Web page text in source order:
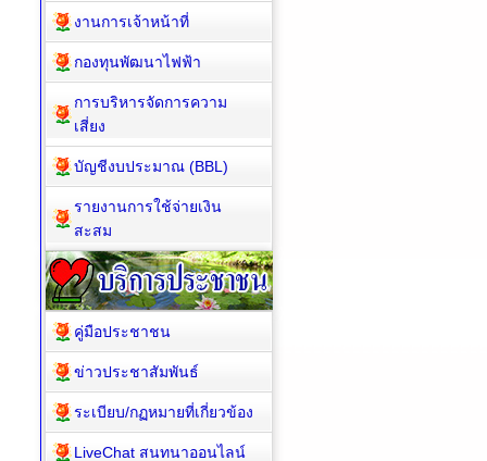
งานการเจ้าหน้าที่
กองทุนพัฒนาไฟฟ้า
การบริหารจัดการความ
เสี่ยง
บัญชีงบประมาณ (BBL)
รายงานการใช้จ่ายเงิน
สะสม
คู่มือประชาชน
ข่าวประชาสัมพันธ์
ระเบียบ/กฏหมายที่เกี่ยวข้อง
LiveChat สนทนาออนไลน์